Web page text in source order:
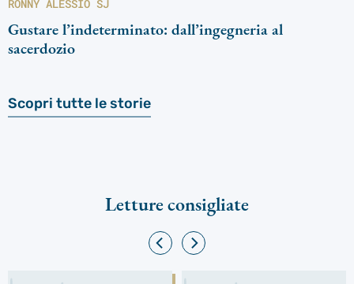
RONNY ALESSIO SJ
Gustare l’indeterminato: dall’ingegneria al
sacerdozio
Scopri tutte le storie
Letture consigliate